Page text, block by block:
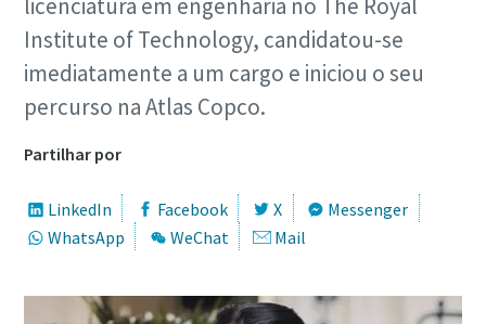
licenciatura em engenharia no The Royal
Institute of Technology, candidatou-se
imediatamente a um cargo e iniciou o seu
percurso na Atlas Copco.
Partilhar por
LinkedIn Facebook X
Messenger
WhatsApp
WeChat Mail